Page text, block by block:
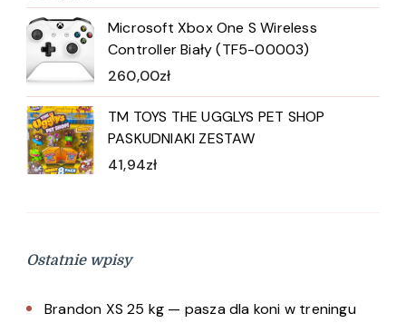
Microsoft Xbox One S Wireless
Controller Biały (TF5-00003)
260,00zł
TM TOYS THE UGGLYS PET SHOP
PASKUDNIAKI ZESTAW
41,94zł
Ostatnie wpisy
Brandon XS 25 kg — pasza dla koni w treningu